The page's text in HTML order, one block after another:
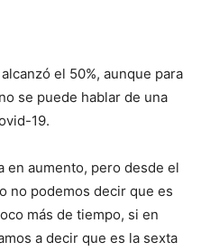
el 50%, aunque para
se puede hablar de una
19.
en aumento, pero desde el
no podemos decir que es
más de tiempo, si en
a decir que es la sexta